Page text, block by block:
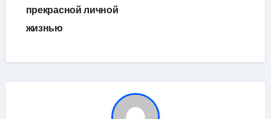
прекрасной личной
жизнью